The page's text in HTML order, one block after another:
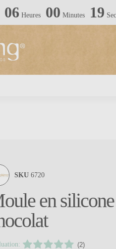
06 Heures 00 Minutes 18
SKU 6720
en
(2)